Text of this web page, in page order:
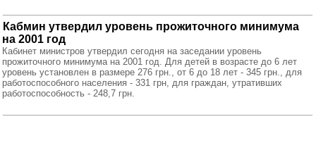
Кабмин утвердил уровень прожиточного минимума
на 2001 год
Кабинет министров утвердил сегодня на заседании уровень
прожиточного минимума на 2001 год. Для детей в возрасте до 6 лет
уровень установлен в размере 276 грн., от 6 до 18 лет - 345 грн., для
работоспособного населения - 331 грн, для граждан, утративших
работоспособность - 248,7 грн.